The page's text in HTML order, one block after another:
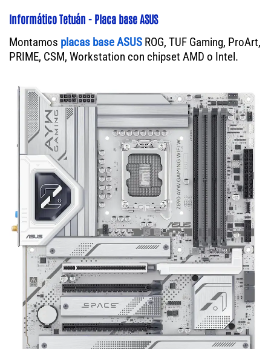
Informático Tetuán - Placa base ASUS
Montamos placas base ASUS ROG, TUF Gaming, ProArt,
PRIME, CSM, Workstation con chipset AMD o Intel.